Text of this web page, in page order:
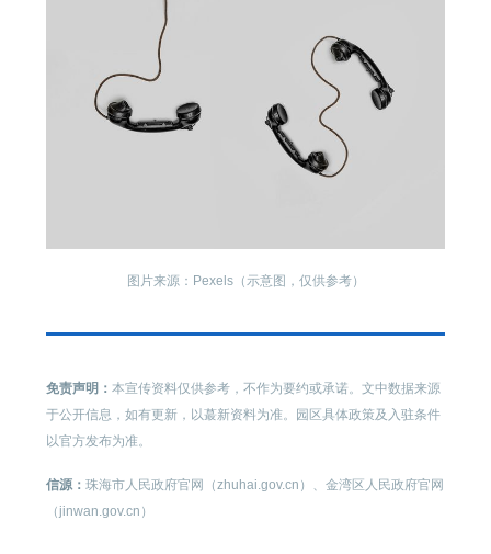
图片来源：Pexels（示意图，仅供参考）
免责声明： 本宣传资料仅供参考，不作为要约或承诺。文中数据来源
于公开信息，如有更新，以蕞新资料为准。园区具体政策及入驻条件
以官方发布为准。
信源： 珠海市人民政府官网（zhuhai.gov.cn）、金湾区人民政府官网
（jinwan.gov.cn）